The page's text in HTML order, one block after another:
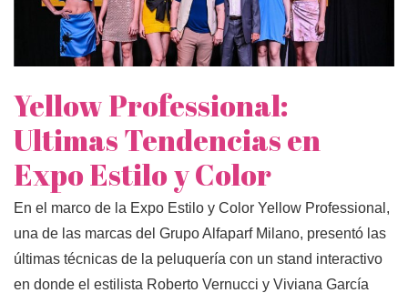
Yellow Professional:
Ultimas Tendencias en
Expo Estilo y Color
En el marco de la Expo Estilo y Color Yellow Professional,
una de las marcas del Grupo Alfaparf Milano, presentó las
últimas técnicas de la peluquería con un stand interactivo
en donde el estilista Roberto Vernucci y Viviana García